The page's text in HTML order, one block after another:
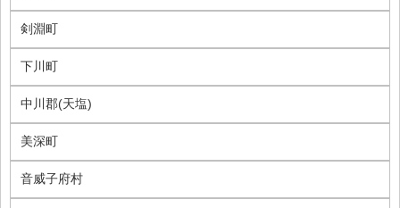
剣淵町
下川町
中川郡(天塩)
美深町
音威子府村